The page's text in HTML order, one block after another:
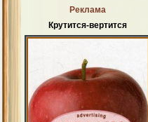
Реклама
Крутится-вертится